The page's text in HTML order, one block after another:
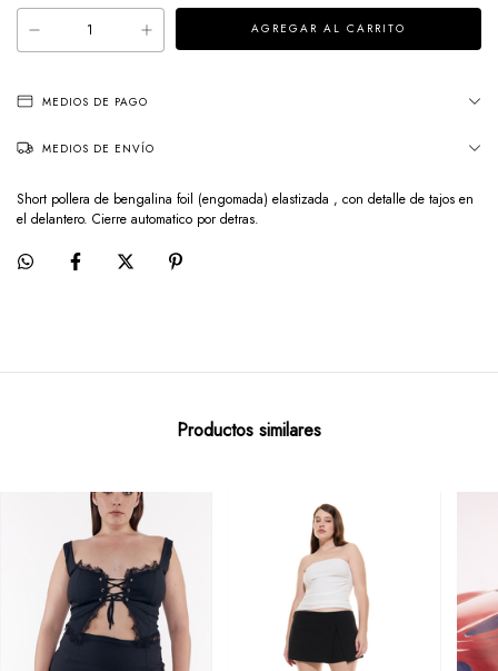
MEDIOS DE PAGO
MEDIOS DE ENVÍO
Short pollera de bengalina foil (engomada) elastizada , con detalle de tajos en
el delantero. Cierre automatico por detras.
Productos similares